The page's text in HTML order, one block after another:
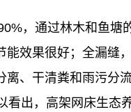
，通过林木和鱼塘
效果很好；全漏缝
、干清粪和雨污分
出，高架网床生态